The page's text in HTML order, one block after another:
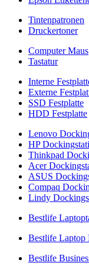
Tintenpatronen
Druckertoner
Computer Maus
Tastatur
Interne
Externe
SSD Festplatte
HDD Festplatte
Lenovo
HP
Thinkpad
Acer
ASUS
Compaq
Lindy
Bestlife
Bestlife Laptop
Bestlife